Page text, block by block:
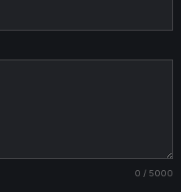
0 / 5000